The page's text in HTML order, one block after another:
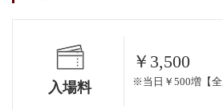
入場料
￥3,500
※当日￥500増【全